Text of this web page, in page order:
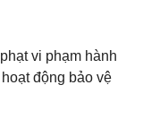
vi phạm hành
động bảo vệ